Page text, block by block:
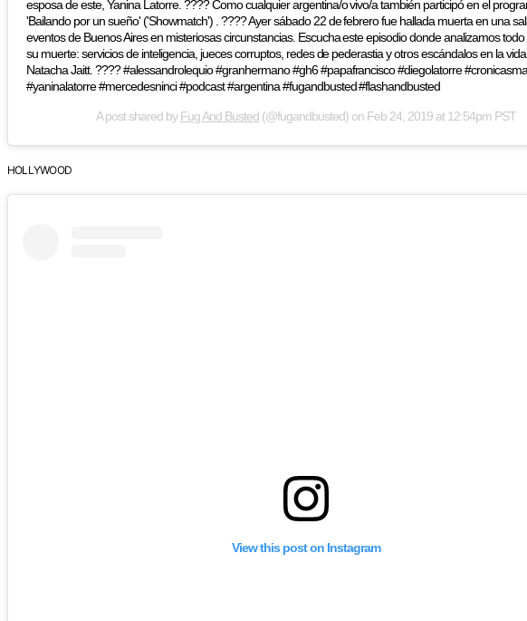
esposa de este, Yanina Latorre. ???? Como cualquier argentina/o vivo/a también participó en el
'Bailando por un sueño' ('Showmatch') . ???? Ayer sábado 22 de febrero fue hallada muerta en una
eventos de Buenos Aires en misteriosas circunstancias. Escucha este episodio donde analizamos
su muerte: servicios de inteligencia, jueces corruptos, redes de pederastia y otros escándalos en la
Natacha Jaitt. ???? #alessandrolequio #granhermano #gh6 #papafrancisco #diegolatorre
#yaninalatorre #mercedesninci #podcast #argentina #fugandbusted #flashandbusted
A post shared byFug And Busted (@fugandbusted) on Feb 24, 2019 at 12:54pm PST
HOLLYWOOD
View this post on Instagram